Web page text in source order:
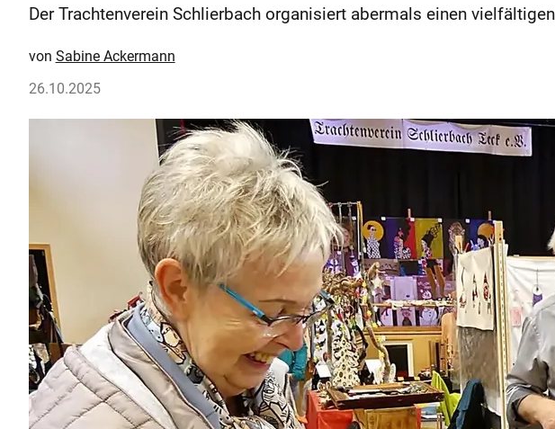
Der Trachtenverein Schlierbach organisiert abermals einen
Sabine Ackermann
26.10.2025